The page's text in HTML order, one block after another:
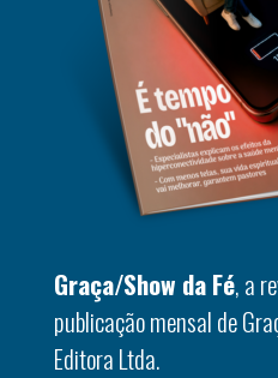
Graça/Show da Fé, a
publicação mensal de
Editora Ltda.